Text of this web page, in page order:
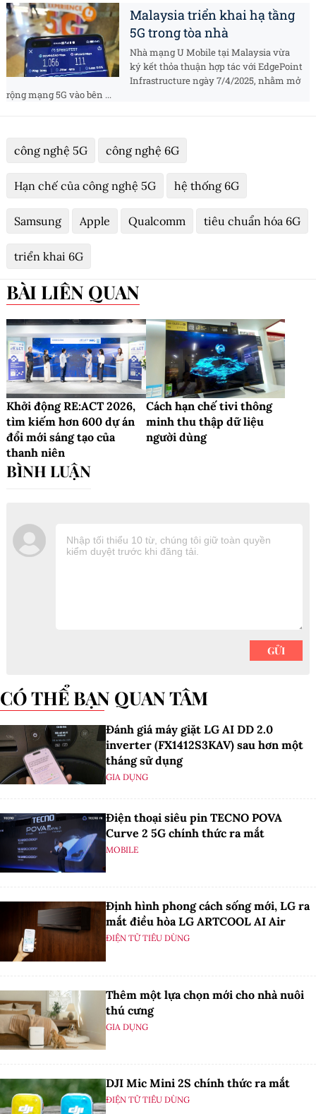
Malaysia triển khai hạ tầng
5G trong tòa nhà
Nhà mạng U Mobile tại Malaysia vừa
ký kết thỏa thuận hợp tác với EdgePoint
Infrastructure ngày 7/4/2025, nhằm mở
rộng mạng 5G vào bên ...
công nghệ 5G công nghệ 6G
Hạn chế của công nghệ 5G hệ thống 6G
Samsung Apple Qualcomm tiêu chuẩn hóa 6G
triển khai 6G
BÀI LIÊN QUAN
Khởi động RE:ACT 2026,
tìm kiếm hơn 600 dự án
đổi mới sáng tạo của
thanh niên
Cách hạn chế tivi thông
minh thu thập dữ liệu
người dùng
CÓ THỂ BẠN QUAN TÂM
Đánh giá máy giặt LG AI DD 2.0
inverter (FX1412S3KAV) sau hơn một
tháng sử dụng
GIA DỤNG
Điện thoại siêu pin TECNO POVA
Curve 2 5G chính thức ra mắt
MOBILE
Định hình phong cách sống mới, LG ra
mắt điều hòa LG ARTCOOL AI Air
ĐIỆN TỬ TIÊU DÙNG
Thêm một lựa chọn mới cho nhà nuôi
thú cưng
GIA DỤNG
DJI Mic Mini 2S chính thức ra mắt
ĐIỆN TỬ TIÊU DÙNG